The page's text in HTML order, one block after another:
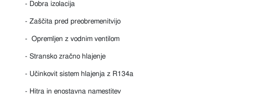
- Dobra izolacija
- Zaščita pred preobremenitvijo
- Opremljen z vodnim ventilom
- Stransko zračno hlajenje
- Učinkovit sistem hlajenja z R134a
- Hitra in enostavna namestitev